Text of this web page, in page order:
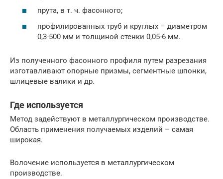
прута, в т. ч. фасонного;
профилированных труб и круглых – диаметром
0,3-500 мм и толщиной стенки 0,05-6 мм.
Из полученного фасонного профиля путем разрезания
изготавливают опорные призмы, сегментные шпонки,
шлицевые валики и др.
Где используется
Метод задействуют в металлургическом производстве.
Область применения получаемых изделий – самая
широкая.
Волочение используется в металлургическом
производстве.